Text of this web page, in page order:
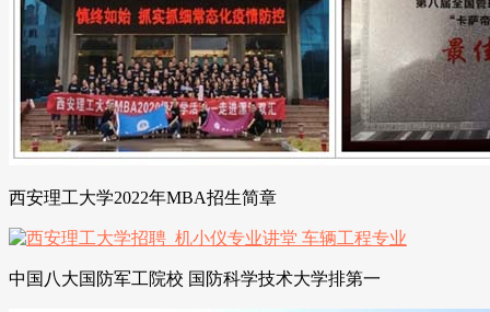
西安理工大学2022年MBA招生简章
中国八大国防军工院校 国防科学技术大学排第一